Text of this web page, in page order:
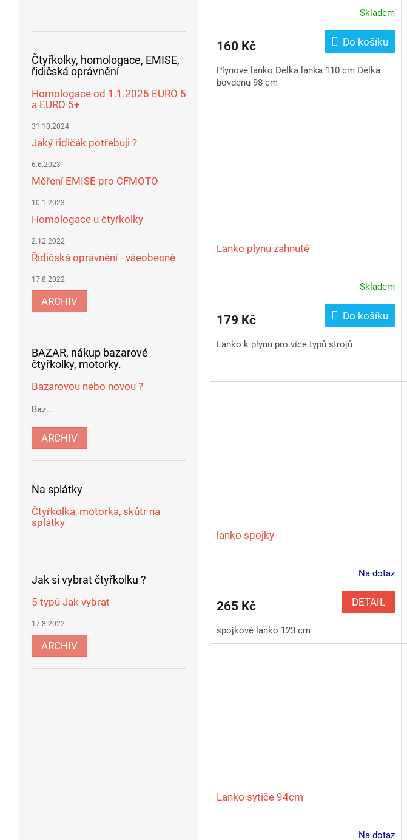
Čtyřkolky, homologace, EMISE,
řidičská oprávnění
Homologace od 1.1.2025 EURO 5
a EURO 5+
31.10.2024
Jaký řidičák potřebuji ?
6.6.2023
Měření EMISE pro CFMOTO
10.1.2023
Homologace u čtyřkolky
2.12.2022
Řidičská oprávnění - všeobecně
17.8.2022
ARCHIV
BAZAR, nákup bazarové
čtyřkolky, motorky.
Bazarovou nebo novou ?
Baz...
ARCHIV
Na splátky
Čtyřkolka, motorka, skůtr na
splátky
Jak si vybrat čtyřkolku ?
5 typů Jak vybrat
17.8.2022
ARCHIV
Skladem
160 Kč Do košíku
Plynové lanko Délka lanka 110 cm Délka
bovdenu 98 cm
Lanko plynu zahnuté
Skladem
179 Kč Do košíku
Lanko k plynu pro více typů strojů
lanko spojky
Na dotaz
265 Kč DETAIL
spojkové lanko 123 cm
Lanko sytiče 94cm
Na dotaz